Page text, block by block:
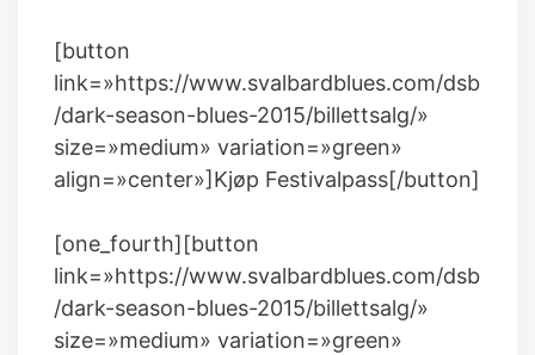
[button
link=»https://www.svalbardblues.com/dsb
/dark-season-blues-2015/billettsalg/»
size=»medium» variation=»green»
align=»center»]Kjøp Festivalpass[/button]
[one_fourth][button
link=»https://www.svalbardblues.com/dsb
/dark-season-blues-2015/billettsalg/»
size=»medium» variation=»green»